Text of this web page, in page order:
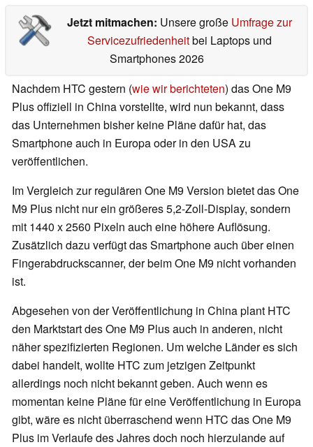
Jetzt mitmachen: Unsere große Umfrage zur
Servicezufriedenheitbei Laptops und
Smartphones 2026
Nachdem HTC gestern (wie wir berichteten) das One M9
Plus offiziell in China vorstellte, wird nun bekannt, dass
das Unternehmen bisher keine Pläne dafür hat, das
Smartphone auch in Europa oder in den USA zu
veröffentlichen.
Im Vergleich zur regulären One M9 Version bietet das One
M9 Plus nicht nur ein größeres 5,2-Zoll-Display, sondern
mit 1440 x 2560 Pixeln auch eine höhere Auflösung.
Zusätzlich dazu verfügt das Smartphone auch über einen
Fingerabdruckscanner, der beim One M9 nicht vorhanden
ist.
Abgesehen von der Veröffentlichung in China plant HTC
den Marktstart des One M9 Plus auch in anderen, nicht
näher spezifizierten Regionen. Um welche Länder es sich
dabei handelt, wollte HTC zum jetzigen Zeitpunkt
allerdings noch nicht bekannt geben. Auch wenn es
momentan keine Pläne für eine Veröffentlichung in Europa
gibt, wäre es nicht überraschend wenn HTC das One M9
Plus im Verlaufe des Jahres doch noch hierzulande auf